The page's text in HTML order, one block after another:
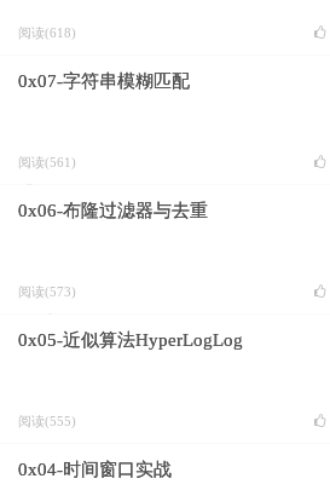
阅读(618)
0x07-字符串模糊匹配
阅读(561)
0x06-布隆过滤器与去重
阅读(573)
0x05-近似算法HyperLogLog
阅读(555)
0x04-时间窗口实战